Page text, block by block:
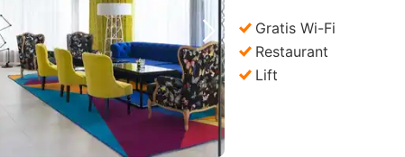
Vorige foto Volgende foto
Gratis Wi-Fi
Restaurant
Lift